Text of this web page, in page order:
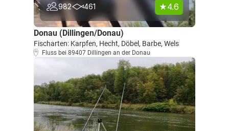
982 461 4.6
Donau (Dillingen/Donau)
Fischarten: Karpfen, Hecht, Döbel, Barbe, Wels
Fluss bei 89407 Dillingen an der Donau